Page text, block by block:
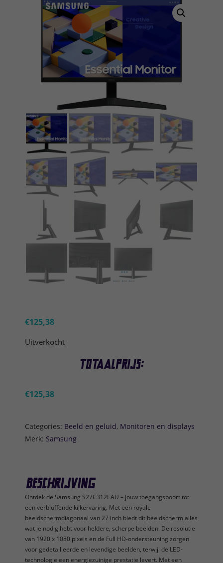
€125,38
Uitverkocht
Totaalprijs:
€125,38
Categories: Beeld en geluid, Monitoren en displays
Merk: Samsung
Beschrijving
Ontdek de Samsung S27C312EAU – jouw toegangspoort tot
een verbluffende kijkervaring. Met een royale
beeldschermdiagonaal van 27 inch biedt dit beeldscherm alles
wat je nodig hebt voor heldere, scherpe beelden. De resolutie
van 1920 x 1080 pixels en de Full HD-ondersteuning zorgen
voor gedetailleerde en levendige beelden, terwijl de LED-
technologie een energiezuinige prestatie levert. Met een